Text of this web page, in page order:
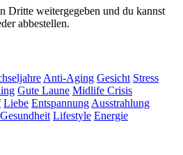
Dritte weitergegeben und du kannst
abbestellen.
Anti-Aging Gesicht Stress
Gute Laune Midlife Crisis
Liebe Entspannung Ausstrahlung
Gesundheit Lifestyle Energie